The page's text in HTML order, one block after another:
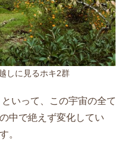
しに見るホキ2群
いって、この宇宙の全て
中で絶えず変化してい
。